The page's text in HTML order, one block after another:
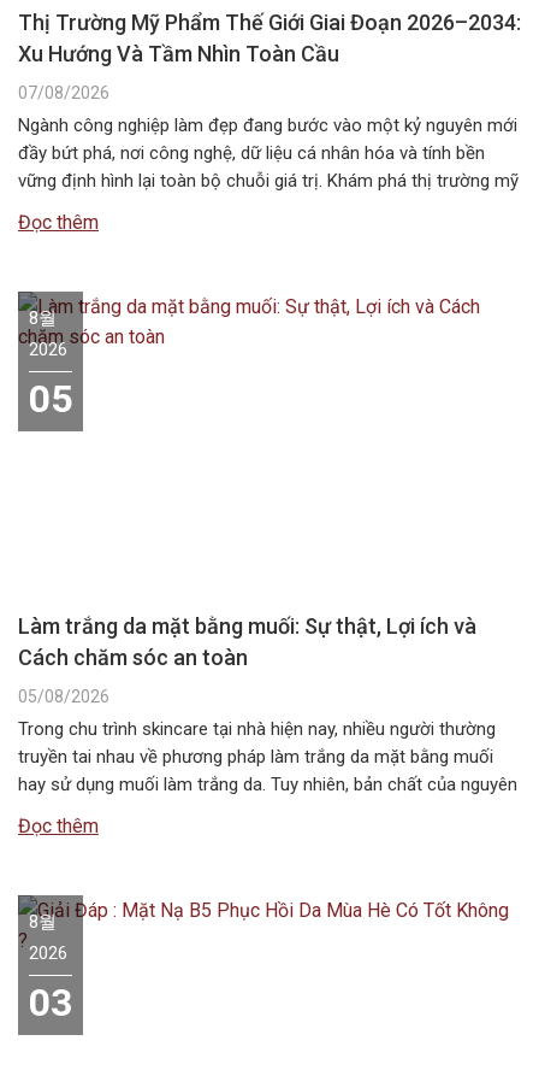
Thị Trường Mỹ Phẩm Thế Giới Giai Đoạn 2026–2034:
Xu Hướng Và Tầm Nhìn Toàn Cầu
07/08/2026
Ngành công nghiệp làm đẹp đang bước vào một kỷ nguyên mới
đầy bứt phá, nơi công nghệ, dữ liệu cá nhân hóa và tính bền
vững định hình lại toàn bộ chuỗi giá trị. Khám phá thị trường mỹ
quy mô, động…
Đọc thêm
8월
2026
05
Làm trắng da mặt bằng muối: Sự thật, Lợi ích và
Cách chăm sóc an toàn
05/08/2026
Trong chu trình skincare tại nhà hiện nay, nhiều người thường
truyền tai nhau về phương pháp làm trắng da mặt bằng muối
hay sử dụng muối làm trắng da. Tuy nhiên, bản chất của nguyên
các dòng mỹ phẩm chuyên dụng….
Đọc thêm
8월
2026
03